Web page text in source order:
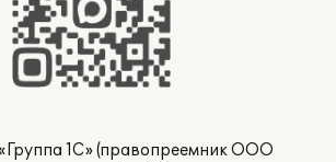
1С» (правопреемник ООО